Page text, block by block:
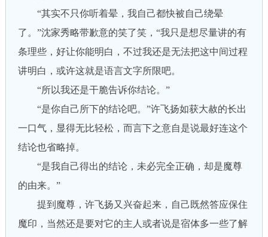
“其实不只你听着晕，我自己都快被自己绕晕
了。”沈家秀略带歉意的笑了笑，“我只是想尽量讲的有
条理些，好让你能明白，不过我还是无法把这中间过程
讲明白，或许这就是语言文字所限吧。
“所以我还是干脆告诉你结论。”
“是你自己所下的结论吧。”许飞扬如获大赦的长出
一口气，显得无比轻松，而言下之意自是说最好连这个
结论也省略掉。
“是我自己得出的结论，未必完全正确，却是魔尊
的由来。”
提到魔尊，许飞扬又兴奋起来，自己既然答应保住
魔印，当然还是要对它的主人或者说是宿体多一些了解